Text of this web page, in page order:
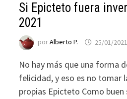
Si Epicteto fuera
2021
porAlberto P. 25/01/2021
No hay más que una forma
felicidad, y eso es no tomar
propias Epicteto Como